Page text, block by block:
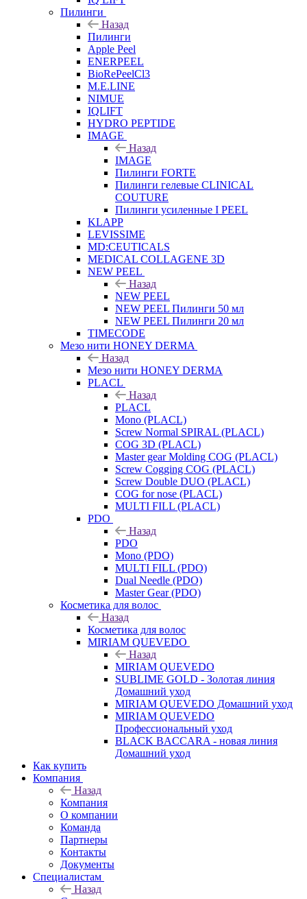
Пилинги
Назад
Пилинги
Apple Peel
ENERPEEL
BioRePeelCl3
M.E.LINE
NIMUE
IQLIFT
HYDRO PEPTIDE
IMAGE
Назад
IMAGE
Пилинги FORTE
Пилинги гелевые CLINICAL
COUTURE
Пилинги усиленные I PEEL
KLAPP
LEVISSIME
MD:CEUTICALS
MEDICAL COLLAGENE 3D
NEW PEEL
Назад
NEW PEEL
NEW PEEL Пилинги 50 мл
NEW PEEL Пилинги 20 мл
TIMECODE
Мезо нити HONEY DERMA
Назад
Мезо нити HONEY DERMA
PLACL
Назад
PLACL
Mono (PLACL)
Screw Normal SPIRAL (PLACL)
COG 3D (PLACL)
Master gear Molding COG (PLACL)
Screw Cogging COG (PLACL)
Screw Double DUO (PLACL)
COG for nose (PLACL)
MULTI FILL (PLACL)
PDO
Назад
PDO
Mono (PDO)
MULTI FILL (PDO)
Dual Needle (PDO)
Master Gear (PDO)
Косметика для волос
Назад
Косметика для волос
MIRIAM QUEVEDO
Назад
MIRIAM QUEVEDO
SUBLIME GOLD - Золотая линия
Домашний уход
MIRIAM QUEVEDO Домашний уход
MIRIAM QUEVEDO
Профессиональный уход
BLACK BACCARA - новая линия
Домашний уход
Как купить
Компания
Назад
Компания
О компании
Команда
Партнеры
Контакты
Документы
Специалистам
Назад